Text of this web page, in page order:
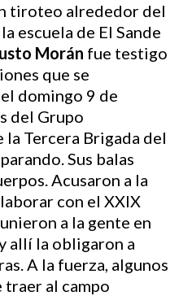
tiroteo alrededor del
escuela de El Sande
Morán fue testigo
que se
domingo 9 de
del Grupo
la Tercera Brigada del
Sus balas
Acusaron a la
con el XXIX
a la gente en
allí la obligaron a
A la fuerza, algunos
al campo